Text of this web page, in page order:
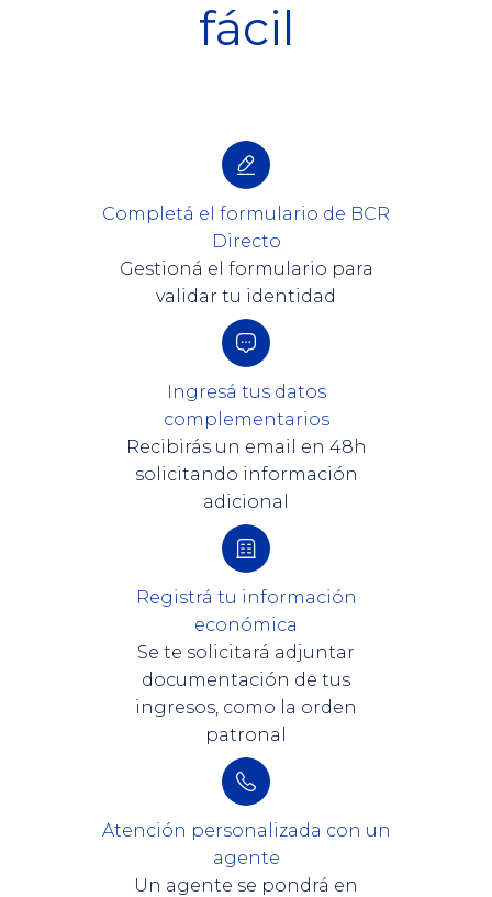
fácil
Completá el formulario de BCR
Directo
Gestioná el formulario para
validar tu identidad
Ingresá tus datos
complementarios
Recibirás un email en 48h
solicitando información
adicional
Registrá tu información
económica
Se te solicitará adjuntar
documentación de tus
ingresos, como la orden
patronal
Atención personalizada con un
agente
Un agente se pondrá en